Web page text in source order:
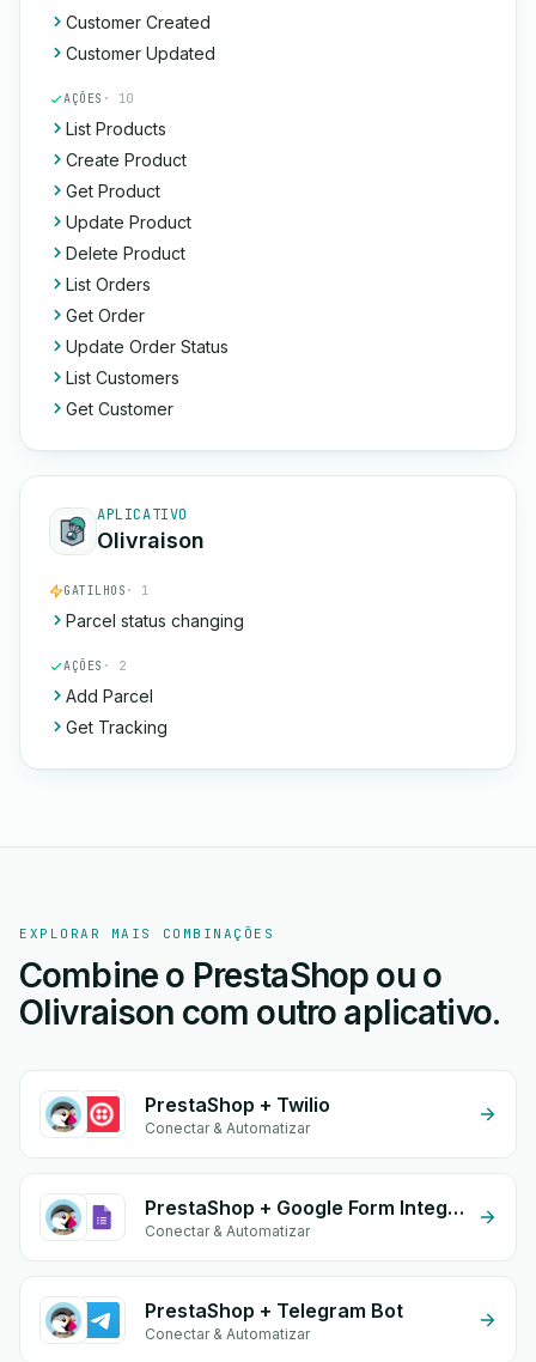
Customer Created
Customer Updated
AÇÕES · 10
List Products
Create Product
Get Product
Update Product
Delete Product
List Orders
Get Order
Update Order Status
List Customers
Get Customer
APLICATIVO
Olivraison
GATILHOS · 1
Parcel status changing
AÇÕES · 2
Add Parcel
Get Tracking
EXPLORAR MAIS COMBINAÇÕES
Combine o PrestaShop ou o
Olivraison com outro aplicativo.
PrestaShop + Twilio
Conectar & Automatizar
PrestaShop + Google Form Integration
Conectar & Automatizar
PrestaShop + Telegram Bot
Conectar & Automatizar